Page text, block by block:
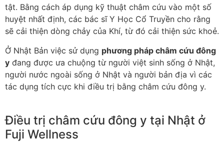
tật. Bằng cách áp dụng kỹ thuật châm cứu vào một số
huyệt nhất định, các bác sĩ Y Học Cổ Truyền cho rằng
sẽ cải thiện dòng chảy của Khí, từ đó cải thiện sức khoẻ.
Ở Nhật Bản việc sử dụng phương pháp châm cứu đông
y đang được ưa chuộng từ người việt sinh sống ở Nhật,
người nước ngoài sống ở Nhật và người bản địa vì các
tác dụng tích cực khi điều trị bằng châm cứu đông y.
Điều trị châm cứu đông y tại Nhật ở
Fuji Wellness